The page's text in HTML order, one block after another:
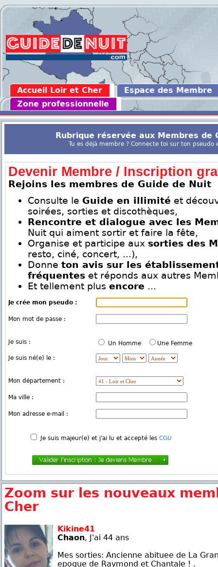
Accueil Loir et Cher
Espace des Membre
Zone professionnelle
Rubrique réservée aux Membres de
Tu es déjà membre ? Connecte toi sur ton pseudo
Devenir Membre / Inscription
Rejoins les membres de Guide de Nuit
Consulte le Guide en illimité et
soirées, sorties et discothèques,
Rencontre et dialogue avec les
Nuit qui aiment sortir et faire la fête,
Organise et participe aux sorties des
resto, ciné, concert, ...),
Donne ton avis sur les
fréquentes et réponds aux autres
Et tellement plus encore ...
Je crée mon pseudo :
Mon mot de passe :
Je suis : Un Homme Une Femme
Je suis né(e) le :
Mon département :
Ma ville :
Mon adresse e-mail :
Je suis majeur(e) et j'ai lu et accepté les CGU
Zoom sur les nouveaux
Cher
Kikine41
Chaon, J'ai 44 ans
Mes sorties: Ancienne abituee de La
epoque de Raymond et Chantale ! .